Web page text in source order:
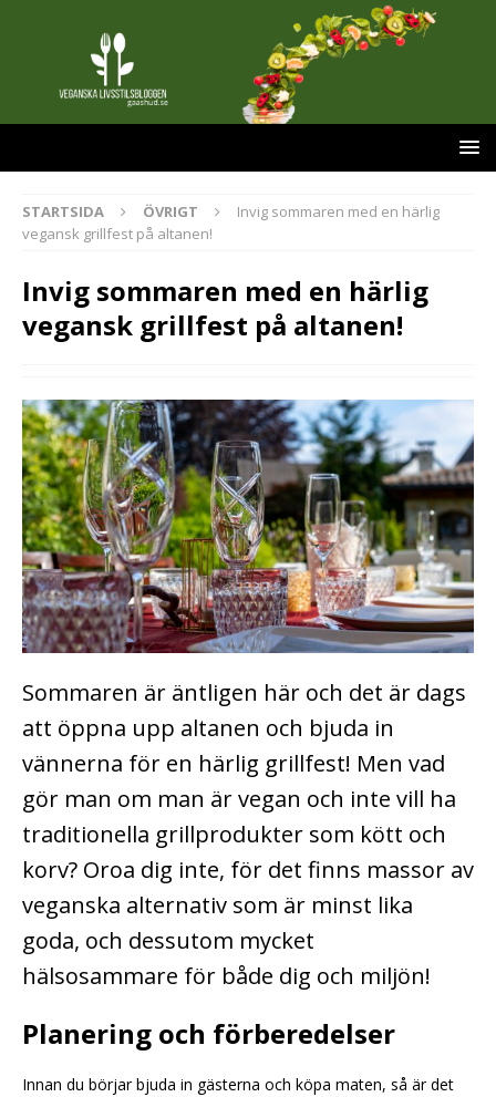
STARTSIDA ÖVRIGT
Invig sommaren med en härlig
vegansk grillfest på altanen!
Invig sommaren med en härlig
vegansk grillfest på altanen!
Sommaren är äntligen här och det är dags
att öppna upp altanen och bjuda in
vännerna för en härlig grillfest! Men vad
gör man om man är vegan och inte vill ha
traditionella grillprodukter som kött och
korv? Oroa dig inte, för det finns massor av
veganska alternativ som är minst lika
goda, och dessutom mycket
hälsosammare för både dig och miljön!
Planering och förberedelser
Innan du börjar bjuda in gästerna och köpa maten, så är det